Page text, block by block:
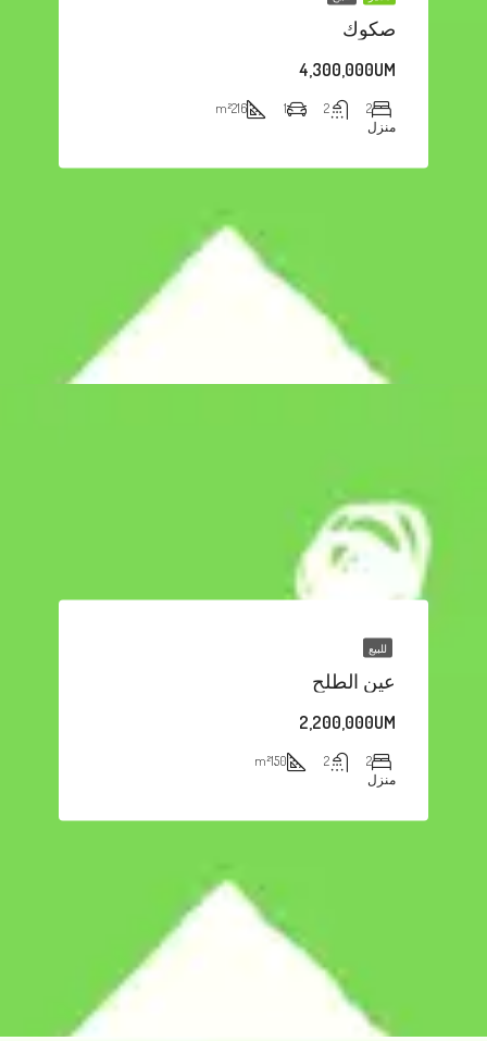
صكوك
4,300,000UM
2
2
1
216
m²
منزل
للبيع
عين الطلح
2,200,000UM
2
2
150
m²
منزل